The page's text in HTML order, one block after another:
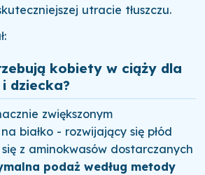
utracie tłuszczu.
kobiety w ciąży dla
dziecka?
zwiększonym
białko - rozwijający się płód
z aminokwasów dostarczanych
podaż według metody